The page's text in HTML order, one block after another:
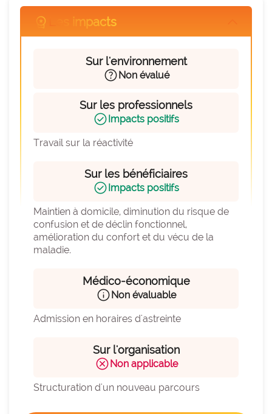
SMR
workspace_premium Les impacts
Sur l'environnement
helpNon évalué
Sur les professionnels
check_circleImpacts positifs
Travail sur la réactivité
Sur les bénéficiaires
check_circleImpacts positifs
Maintien à domicile, diminution du risque de
confusion et de déclin fonctionnel,
amélioration du confort et du vécu de la
maladie.
Médico-économique
infoNon évaluable
Admission en horaires d'astreinte
Sur l'organisation
cancelNon applicable
Structuration d'un nouveau parcours